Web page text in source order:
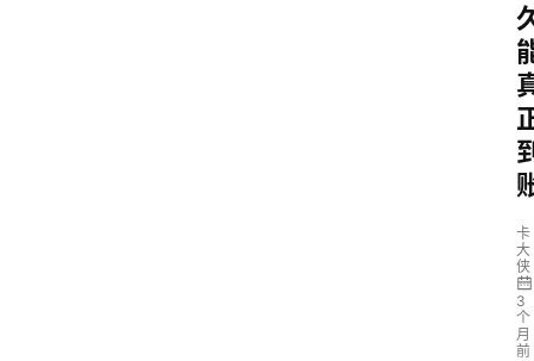
卡
大
侠
3
个
月
前